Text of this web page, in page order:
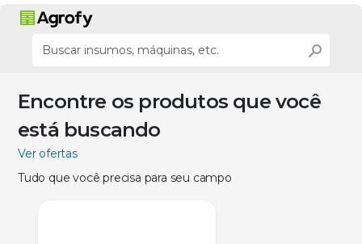
Encontre os produtos que você
está buscando
Ver ofertas
Tudo que você precisa para seu campo